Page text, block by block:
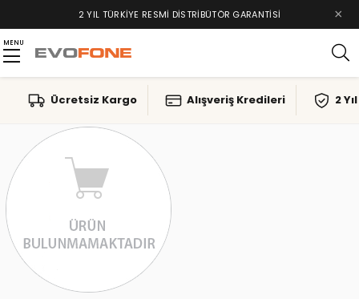
2 YIL TÜRKIYE RESMI DISTRIBÜTÖR GARANTISI ×
MENU
Ücretsiz Kargo Alışveriş Kredileri 2